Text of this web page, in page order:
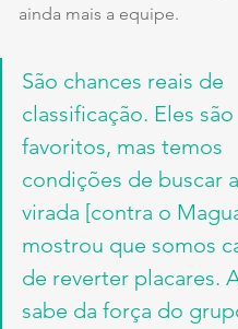
ainda mais a equipe.
São chances reais de
classificação. Eles são
favoritos, mas temos
condições de buscar
virada [contra o
mostrou que somos
de reverter placares.
sabe da força do